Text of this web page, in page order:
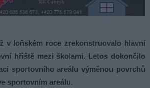
v loňském roce zrekonstruovalo hlavní
hřiště mezi školami. Letos dokončilo
sportovního areálu výměnou povrchů
sportovním areálu.